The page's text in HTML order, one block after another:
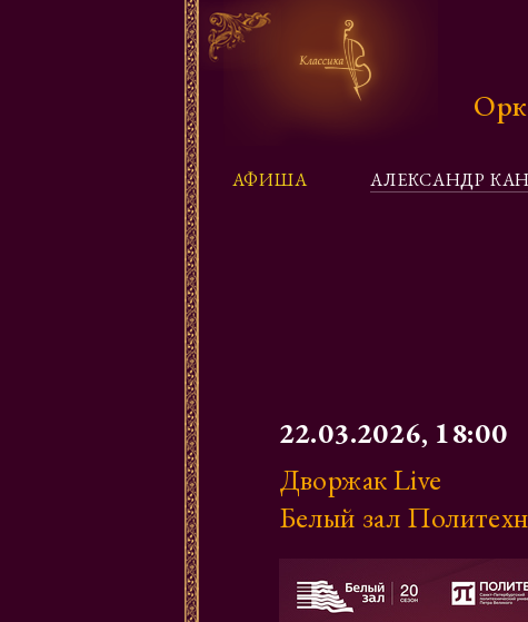
АФИША АЛЕКСАНДР
22.03.2026, 18:00
Дворжак Live
Белый зал